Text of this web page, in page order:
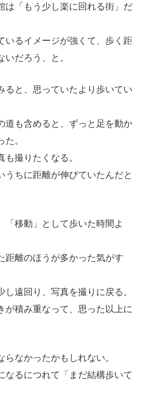
は「もう少し楽に回れる街」だ
いるイメージが強くて、歩く距
だろう、と。
ると、思っていたより歩いてい
道も含めると、ずっと足を動か
。
撮りたくなる。
うちに距離が伸びていたんだと
「移動」として歩いた時間よ
距離のほうが多かった気がす
し遠回り、写真を撮りに戻る。
が積み重なって、思った以上に
なかったかもしれない。
なるにつれて「まだ結構歩いて